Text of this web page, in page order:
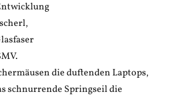
die duftenden Laptops,
schnurrende Springseil die